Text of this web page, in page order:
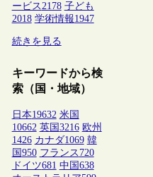
ービス2178 子ども
2018 学術情報1947
続きを見る
キーワードから検
索（国・地域）
日本19632 米国
10662 英国3216 欧州
1426 カナダ1069 韓
国950 フランス 720
ドイツ681 中国638